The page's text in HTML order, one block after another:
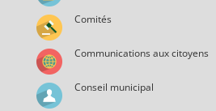
Comités
Communications aux citoyens
Conseil municipal